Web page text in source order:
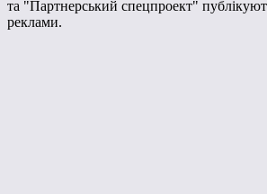
та "Партнерський спецпроект"
реклами.